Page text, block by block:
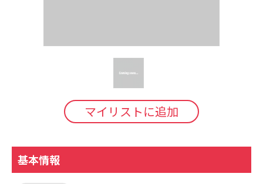
マイリストに追加
基本情報